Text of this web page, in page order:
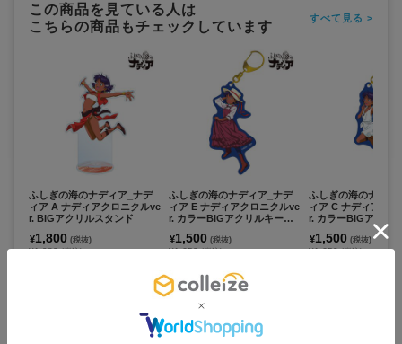
この商品を見ている人は
こちらの商品もチェックしています
すべて見る >
ふしぎの海のナディア_ナデ
ィア A ナディアクロニクルve
r. BIGアクリルスタンド
¥1,800 (税抜)
¥1,980(税込)
ふしぎの海のナディア_ナデ
ィア E ナディアクロニクルve
r. カラーBIGアクリルキーホ
¥1,500 (税抜)
¥1,650(税込)
お取寄せ商品
カートに追加
ふしぎの海のナディ
ィア C ナディアク
r. カラーBIGアクリ
¥1,500 (税抜)
¥1,650(税込)